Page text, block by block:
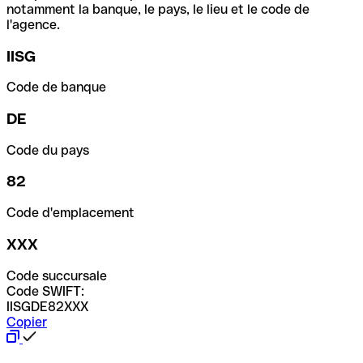
notamment la banque, le pays, le lieu et le code de
l'agence.
IISG
Code de banque
DE
Code du pays
82
Code d'emplacement
XXX
Code succursale
Code SWIFT:
IISGDE82XXX
Copier